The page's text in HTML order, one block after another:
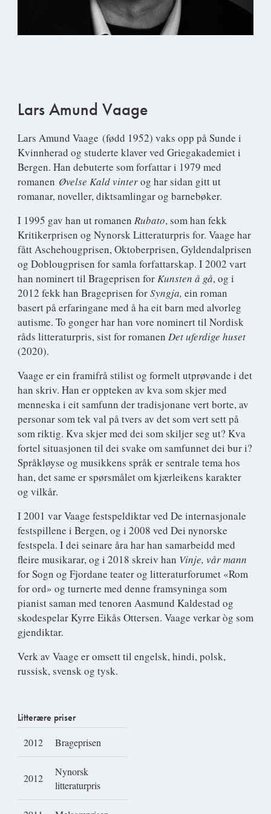
Lars Amund Vaage
Lars Amund Vaage (fødd 1952) vaks opp på Sunde i
Kvinnherad og studerte klaver ved Griegakademiet i
Bergen. Han debuterte som forfattar i 1979 med
romanen Øvelse Kald vinterog har sidan gitt ut
romanar, noveller, diktsamlingar og barnebøker.
I 1995 gav han ut romanen Rubato, som han fekk
Kritikerprisen og Nynorsk Litteraturpris for. Vaage har
fått Aschehougprisen, Oktoberprisen, Gyldendalprisen
og Doblougprisen for samla forfattarskap. I 2002 vart
han nominert til Brageprisen forKunsten å gå, og i
2012 fekk han Brageprisen forSyngja, ein roman
basert på erfaringane med å ha eit barn med alvorleg
autisme. To gonger har han vore nominert til Nordisk
råds litteraturpris, sist for romanen Det uferdige huset
(2020).
Vaage er ein framifrå stilist og formelt utprøvande i det
han skriv. Han er oppteken av kva som skjer med
menneska i eit samfunn der tradisjonane vert borte, av
personar som tek val på tvers av det som vert sett på
som riktig. Kva skjer med dei som skiljer seg ut? Kva
fortel situasjonen til dei svake om samfunnet dei bur i?
Språkløyse og musikkens språk er sentrale tema hos
han, det same er spørsmålet om kjærleikens karakter
og vilkår.
I 2001 var Vaage festspeldiktar ved De internasjonale
festspillene i Bergen, og i 2008 ved Dei nynorske
festspela. I dei seinare åra har han samarbeidd med
fleire musikarar, og i 2018 skreiv han Vinje, vår mann
for Sogn og Fjordane teater og litteraturforumet «Rom
for ord» og turnerte med denne framsyninga som
pianist saman med tenoren Aasmund Kaldestad og
skodespelar Kyrre Eikås Ottersen. Vaage verkar òg som
gjendiktar.
Verk av Vaage er omsett til engelsk, hindi, polsk,
russisk, svensk og tysk.
Litterære priser
2012
Brageprisen
2012
Nynorsk
litteraturpris